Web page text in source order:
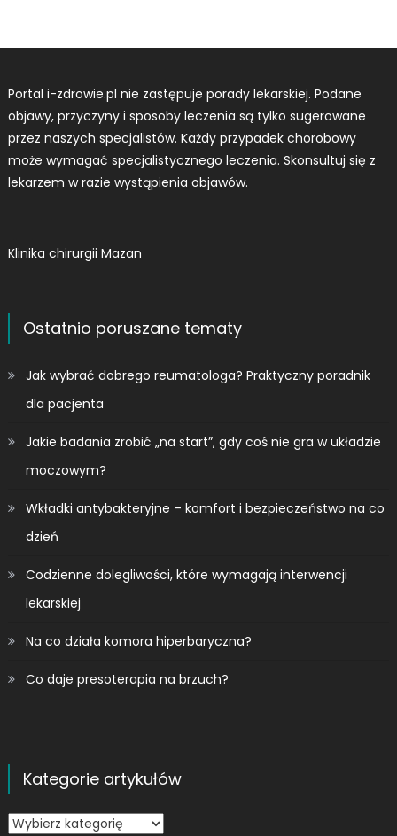
Portal i-zdrowie.pl nie zastępuje porady lekarskiej. Podane
objawy, przyczyny i sposoby leczenia są tylko sugerowane
przez naszych specjalistów. Każdy przypadek chorobowy
może wymagać specjalistycznego leczenia. Skonsultuj się z
lekarzem w razie wystąpienia objawów.
Klinika chirurgii Mazan
Ostatnio poruszane tematy
Jak wybrać dobrego reumatologa? Praktyczny poradnik
dla pacjenta
Jakie badania zrobić „na start”, gdy coś nie gra w układzie
moczowym?
Wkładki antybakteryjne – komfort i bezpieczeństwo na co
dzień
Codzienne dolegliwości, które wymagają interwencji
lekarskiej
Na co działa komora hiperbaryczna?
Co daje presoterapia na brzuch?
Kategorie artykułów
Kategorie